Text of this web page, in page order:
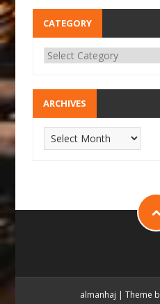
CATEGORY
ARCHIVES
almanhaj | Theme